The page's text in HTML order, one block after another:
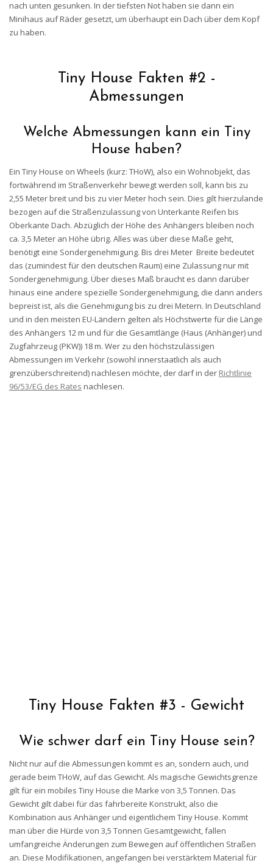
nach unten gesunken. In der tiefsten Not haben sie dann ein
Minihaus auf Räder gesetzt, um überhaupt ein Dach über dem Kopf
zu haben.
Tiny House Fakten #2 -
Abmessungen
Welche Abmessungen kann ein Tiny
House haben?
Ein Tiny House on Wheels (kurz: THoW), also ein Wohnobjekt, das
fortwährend im Straßenverkehr bewegt werden soll, kann bis zu
2,55 Meter breit und bis zu vier Meter hoch sein. Dies gilt hierzulande
bezogen auf die Straßenzulassung von Unterkante Reifen bis
Oberkante Dach. Abzüglich der Höhe des Anhängers bleiben noch
ca. 3,5 Meter an Höhe übrig. Alles was über diese Maße geht,
benötigt eine Sondergenehmigung. Bis drei Meter Breite bedeutet
das (zumindest für den deutschen Raum) eine Zulassung nur mit
Sondergenehmigung. Über dieses Maß braucht es dann darüber
hinaus eine andere spezielle Sondergenehmigung, die dann anders
bepreist ist, als die Genehmigung bis zu drei Metern. In Deutschland
und in den meisten EU-Ländern gelten als Höchstwerte für die Länge
des Anhängers 12 m und für die Gesamtlänge (Haus (Anhänger) und
Zugfahrzeug (PKW)) 18 m. Wer zu den höchstzulässigen
Abmessungen im Verkehr (sowohl innerstaatlich als auch
grenzüberschreitend) nachlesen möchte, der darf in der Richtlinie
96/53/EG des Rates nachlesen.
Tiny House Fakten #3 - Gewicht
Wie schwer darf ein Tiny House sein?
Nicht nur auf die Abmessungen kommt es an, sondern auch, und
gerade beim THoW, auf das Gewicht. Als magische Gewichtsgrenze
gilt für ein mobiles Tiny House die Marke von 3,5 Tonnen. Das
Gewicht gilt dabei für das fahrbereite Konstrukt, also die
Kombination aus Anhänger und eigentlichem Tiny House. Kommt
man über die Hürde von 3,5 Tonnen Gesamtgewicht, fallen
umfangreiche Änderungen zum Bewegen auf öffentlichen Straßen
an. Diese Modifikationen, angefangen bei verstärktem Material für